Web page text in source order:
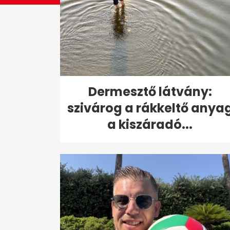
Dermesztő látvány:
szivárog a rákkeltő
a kiszáradó...